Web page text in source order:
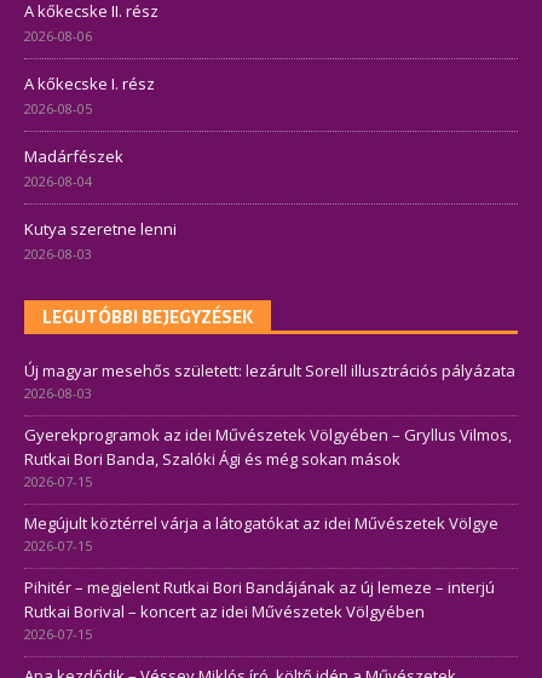
A kőkecske II. rész
2026-08-06
A kőkecske I. rész
2026-08-05
Madárfészek
2026-08-04
Kutya szeretne lenni
2026-08-03
LEGUTÓBBI BEJEGYZÉSEK
Új magyar mesehős született: lezárult Sorell illusztrációs pályázata
2026-08-03
Gyerekprogramok az idei Művészetek Völgyében – Gryllus Vilmos,
Rutkai Bori Banda, Szalóki Ági és még sokan mások
2026-07-15
Megújult köztérrel várja a látogatókat az idei Művészetek Völgye
2026-07-15
Pihitér – megjelent Rutkai Bori Bandájának az új lemeze – interjú
Rutkai Borival – koncert az idei Művészetek Völgyében
2026-07-15